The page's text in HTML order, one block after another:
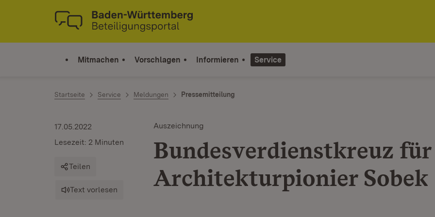
Zum Inhalt springen
Link zur Startseite
Mitmachen Vorschlagen Informieren Service
Startseite Service Meldungen Pressemitteilung
Auszeichnung
Bundesverdienstkreuz für
Architekturpionier Sobek
17.05.2022
Lesezeit: 2 Minuten
Teilen
Text vorlesen